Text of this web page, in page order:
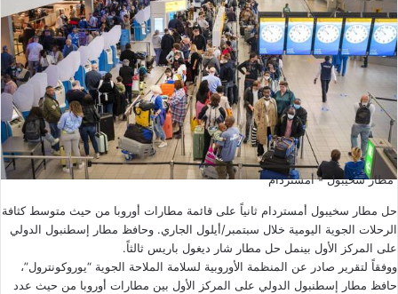
مطار سخيبول - أمستردام
حل مطار سخيبول أمستردام ثانياً على قائمة مطارات أوروبا من حيث متوسط كثافة
الرحلات الجوية اليومية خلال سبتمبر/أيلول الجاري. وحافظ مطار إسطنبول الدولي
على المركز الأول بينمل حل مطار شار ديغول باريس ثالثاً.
ووفقاً لتقرير صادر عن المنظمة الأوروبية لسلامة الملاحة الجوية “يوروكونترول”،
حافظ مطار إسطنبول الدولي على المركز الأول بين مطارات أوروبا من حيث عدد